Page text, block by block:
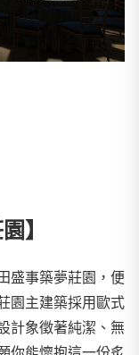
】
盛事築夢莊園，便
園主建築採用歐式
計象徵著純潔、無